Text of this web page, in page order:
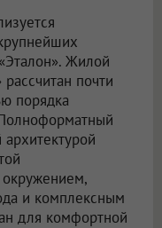
Жилой
почти
порядка
и комплексным
для комфортной